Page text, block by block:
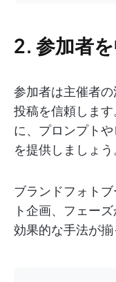
2. 参加者
参加者は主催者
投稿を信頼しま
に、プロンプト
を提供しましょう
ブランドフォト
ト企画、フェー
効果的な手法が揃